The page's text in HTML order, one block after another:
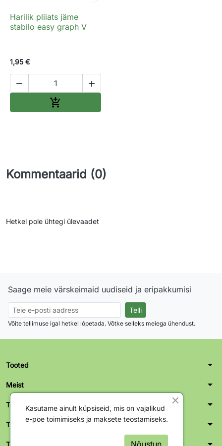
Harilik pliiats jäme
stabilo easy graph V
1,95 €
 

Kommentaarid (0)
Hetkel pole ühtegi ülevaadet
Saage meie värskeimaid uudiseid ja eripakkumisi
Võite tellimuse igal hetkel lõpetada. Võtke selleks meiega ühendust.
Tooted arrow_drop_down
Meist arrow_drop_down
Teie konto arrow_drop_down
Tallinn kontor-ladu arrow_drop_down
Tartu kontor-ladu
Kasutame ainult küpsiseid, mis on vajalikud
e-poe toimimiseks ja maksete teostamiseks.
Nõustun